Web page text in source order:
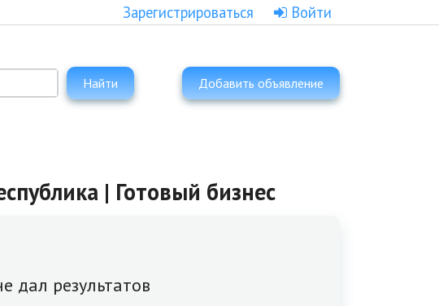
Зарегистрироваться Войти
Найти Добавить объявление
| Готовый бизнес
дал результатов